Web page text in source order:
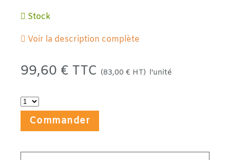
Stock
Voir la description complète
99,60 € TTC (83,00 € HT) l'unité
Commander